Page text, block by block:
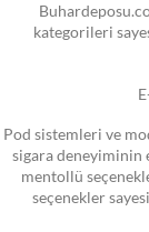
kategorileri
Pod sistemleri ve
sigara deneyiminin
mentollü
seçenekler